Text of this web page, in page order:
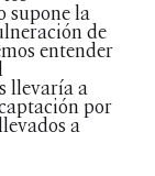
supone la
de
entender
llevaría a
por
a